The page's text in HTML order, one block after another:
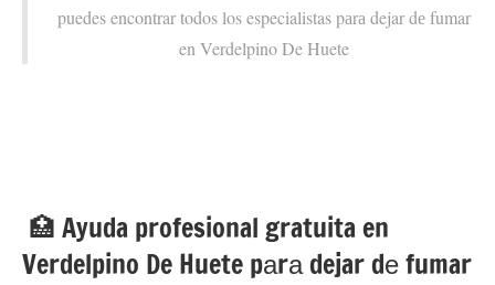
puedes encontrar todos los especialistas pаrа dejar dе fumar
en Verdelpino De Huete
🏥 Ayuda profesional gratuita en
Verdelpino De Huete pаrа dejar dе fumar